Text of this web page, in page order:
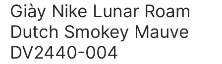
Giày Nike Lunar Roam
Dutch Smokey Mauve
DV2440-004